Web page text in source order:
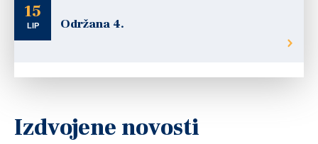
15
LIP Održana 4.
Izdvojene novosti